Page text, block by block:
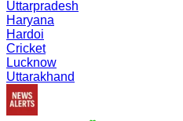
Uttarpradesh
Haryana
Hardoi
Cricket
Lucknow
Uttarakhand